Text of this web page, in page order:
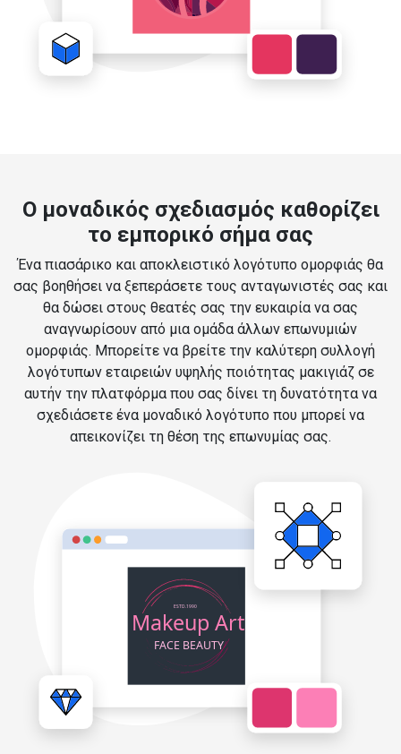
Ο μοναδικός σχεδιασμός καθορίζει
το εμπορικό σήμα σας
Ένα πιασάρικο και αποκλειστικό λογότυπο ομορφιάς θα
σας βοηθήσει να ξεπεράσετε τους ανταγωνιστές σας και
θα δώσει στους θεατές σας την ευκαιρία να σας
αναγνωρίσουν από μια ομάδα άλλων επωνυμιών
ομορφιάς. Μπορείτε να βρείτε την καλύτερη συλλογή
λογότυπων εταιρειών υψηλής ποιότητας μακιγιάζ σε
αυτήν την πλατφόρμα που σας δίνει τη δυνατότητα να
σχεδιάσετε ένα μοναδικό λογότυπο που μπορεί να
απεικονίζει τη θέση της επωνυμίας σας.